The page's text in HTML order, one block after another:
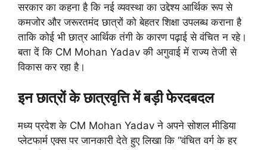
सरकार का कहना है कि नई व्यवस्था का उद्देश्य आर्थिक रूप से
कमजोर और जरूरतमंद छात्रों को बेहतर शिक्षा उपलब्ध कराना है
ताकि कोई भी छात्र आर्थिक तंगी के कारण पढ़ाई से वंचित न रहे।
बता दें कि CM Mohan Yadav की अगुवाई में राज्य तेजी से
विकास कर रहा है।
इन छात्रों के छात्रवृत्ति में बड़ी फेरदबदल
मध्य प्रदेश के CM Mohan Yadav ने अपने सोशल मीडिया
प्लेटफार्म एक्स पर जानकारी देते हुए लिखा कि “वंचित वर्ग के हर